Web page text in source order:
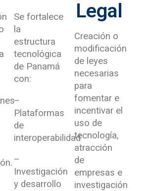
Se fortalece
la
estructura
tecnológica
de Panamá
con:
–
Plataformas
de
interoperabilidad
–
Investigación
y desarrollo
Legal
Creación o
modificación
de leyes
necesarias
para
fomentar e
incentivar el
uso de
tecnología,
atracción
de
empresas e
investigación